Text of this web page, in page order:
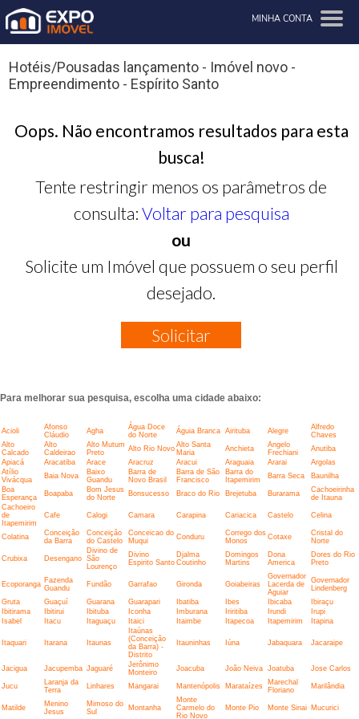
MINHA CONTA
Hotéis/Pousadas lançamento - Imóvel novo -
Empreendimento - Espírito Santo
Oops. Não encontramos resultados para esta
busca!
Tente restringir menos os parâmetros de
consulta: Voltar para pesquisa
ou
Solicite um Imóvel que possuem o seu perfil
desejado.
Solicitar
Para melhorar sua pesquisa, escolha uma cidade abaixo:
Acioli
Afonso
Cláudio
Agha
Água Doce
do Norte
Águia Branca Airituba Alegre
Alfredo
Chaves
Alto
Calcado
Alto
Caldeirao
Alto Mutum
Preto
Alto Rio Novo Alto Santa
Maria
Anchieta
Angelo
Frechiani
Anutiba
Apiacá
Aracatiba Arace Aracruz Aracui Araguaia Ararai
Argolas
Atílio
Vivácqua
Baia Nova
Baixo
Guandu
Barra de
Novo Brasil
Barra de São
Francisco
Barra do
Itapemirim
Barra Seca
Baunilha
Boa
Esperança
Boapaba
Bom Jesus
do Norte
Bonsucesso Braco do Rio Brejetuba Burarama
Cachoeirinha
de Itauna
Cachoeiro
de
Itapemirim
Cafe Calogi Camara Carapina Cariacica Castelo Celina
Colatina
Conceição
da Barra
Conceição
do Castelo
Conceicao do
Muqui
Conduru
Corrego dos
Monos
Cotaxe
Cristal do
Norte
Crubixa Desengano
Divino de
São
Lourenço
Divino
Espirito Santo
Djalma
Coutinho
Domingos
Martins
Dona
America
Dores do Rio
Preto
Ecoporanga Fazenda
Guandu
Fundão Garrafao Gironda Goiabeiras
Governador
Lacerda de
Aguiar
Governador
Lindenberg
Gruta
Guaçuí Guarana Guarapari Ibatiba Ibes Ibicaba
Ibiraçu
Ibitirama
Ibitirui Ibituba Iconha Imburana Iriritiba Irundi
Irupi
Isabel
Itacu Itaguaçu Itaici Itaimbe Itapecoa Itapemirim Itapina
Itaquari Itarana Itaunas
Itaúnas
(Conceição
da Barra) -
Distrito
Itauninhas Iúna Jabaquara Jacaraipe
Jacigua Jacupemba Jaguaré
Jerônimo
Monteiro
Joacuba João Neiva Joatuba Jose Carlos
Jucu
Laranja da
Terra
Linhares Mangarai Mantenópolis Marataízes
Marechal
Floriano
Marilândia
Matilde
Menino
Jesus
Mimoso do
Sul
Montanha
Monte
Carmelo do
Rio Novo
Monte Pio Monte Sinai Mucurici